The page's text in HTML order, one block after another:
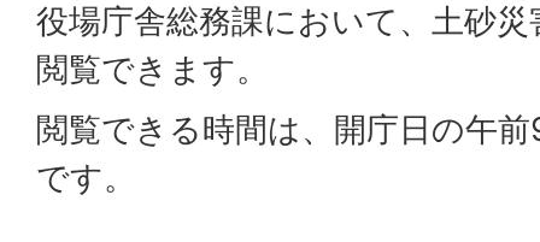
役場庁舎総務課において、土砂
閲覧できます。
閲覧できる時間は、開庁日の午
です。